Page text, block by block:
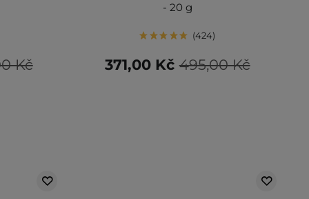
Kč
- 20 g
424
495,00 Kč
371,00 Kč